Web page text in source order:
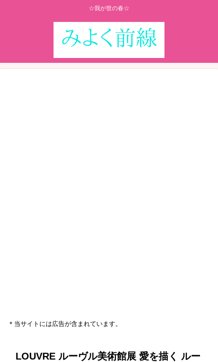
☆我が世の春☆
＊当サイトには広告が含まれています。
LOUVRE ルーヴル美術館展 愛を描く ルー